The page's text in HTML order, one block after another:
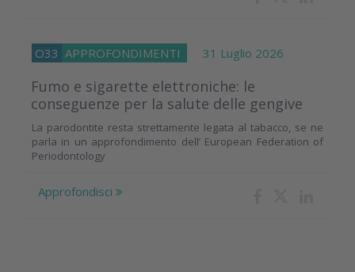
O33 APPROFONDIMENTI 31 Luglio 2026
Fumo e sigarette elettroniche: le
conseguenze per la salute delle gengive
La parodontite resta strettamente legata al tabacco, se ne
parla in un approfondimento dell’ European Federation of
Periodontology
Approfondisci